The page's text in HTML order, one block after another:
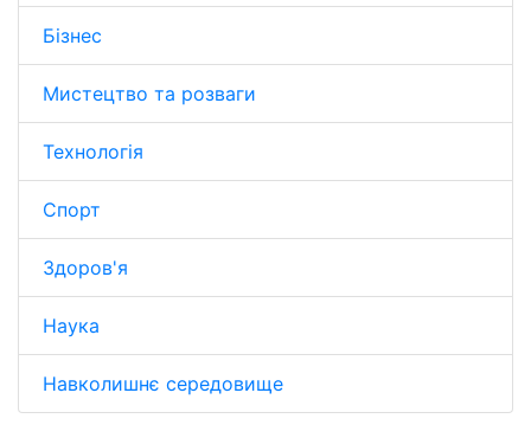
Бізнес
Мистецтво та розваги
Технологія
Спорт
Здоров'я
Наука
Навколишнє середовище